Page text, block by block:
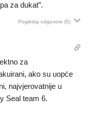
za dukat”.
Pogledaj odgovore (5)
za
ako su uopće
najvjerovatnije u
Seal team 6.